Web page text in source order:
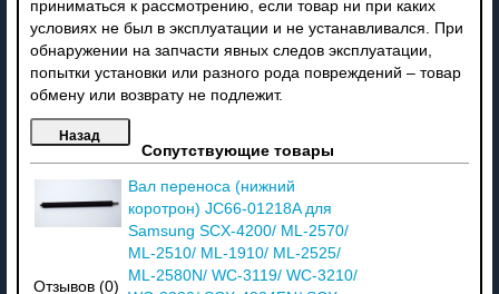
приниматься к рассмотрению, если товар ни при каких
условиях не был в эксплуатации и не устанавливался. При
обнаружении на запчасти явных следов эксплуатации,
попытки установки или разного рода повреждений – товар
обмену или возврату не подлежит.
Сопутствующие товары
Отзывов (0)
Вал переноса (нижний
коротрон) JC66-01218A для
Samsung SCX-4200/ ML-2570/
ML-2510/ ML-1910/ ML-2525/
ML-2580N/ WC-3119/ WC-3210/